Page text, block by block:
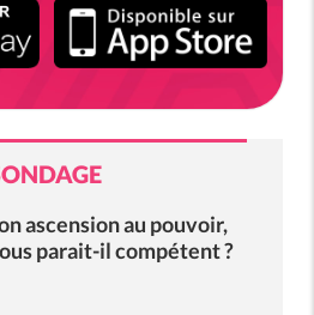
ascension au pouvoir,
parait-il compétent ?